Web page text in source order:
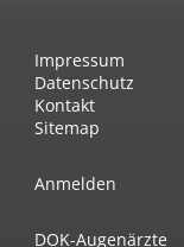
Impressum
Datenschutz
Kontakt
Sitemap
Anmelden
DOK-Augenärzte